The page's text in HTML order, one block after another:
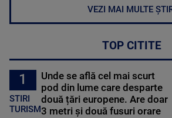
VEZI MAI MULTE
TOP CITITE
1
STIRI
TURISM
Unde se află cel mai scurt
pod din lume care desparte
două țări europene. Are doar
3 metri și două fusuri orare